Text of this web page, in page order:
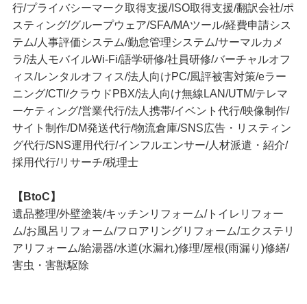
行/プライバシーマーク取得支援/ISO取得支援/翻訳会社/ポ
スティング/グループウェア/SFA/MAツール/経費申請シス
テム/人事評価システム/勤怠管理システム/サーマルカメ
ラ/法人モバイルWi-Fi/語学研修/社員研修/バーチャルオフ
ィス/レンタルオフィス/法人向けPC/風評被害対策/eラー
ニング/CTI/クラウドPBX/法人向け無線LAN/UTM/テレマ
ーケティング/営業代行/法人携帯/イベント代行/映像制作/
サイト制作/DM発送代行/物流倉庫/SNS広告・リスティン
グ代行/SNS運用代行/インフルエンサー/人材派遣・紹介/
採用代行/リサーチ/税理士
【BtoC】
遺品整理/外壁塗装/キッチンリフォーム/トイレリフォー
ム/お風呂リフォーム/フロアリングリフォーム/エクステリ
アリフォーム/給湯器/水道(水漏れ)修理/屋根(雨漏り)修繕/
害虫・害獣駆除